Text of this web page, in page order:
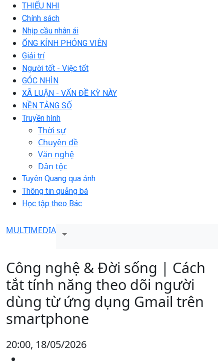
THIẾU NHI
Chính sách
Nhịp cầu nhân ái
ỐNG KÍNH PHÓNG VIÊN
Giải trí
Người tốt - Việc tốt
GÓC NHÌN
XÃ LUẬN - VẤN ĐỀ KỲ NÀY
NỀN TẢNG SỐ
Truyền hình
Thời sự
Chuyên đề
Văn nghệ
Dân tộc
Tuyên Quang qua ảnh
Thông tin quảng bá
Học tập theo Bác
MULTIMEDIA
Công nghệ & Đời sống | Cách
tắt tính năng theo dõi người
dùng từ ứng dụng Gmail trên
smartphone
20:00, 18/05/2026